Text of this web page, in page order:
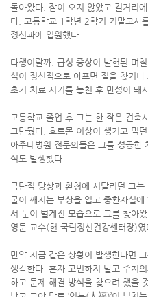
돌아왔다. 잠이 오지 않았고 길거리
다. 고등학교 1학년 2학기 기말고사
정신과에 입원했다.
다행이랄까. 급성 증상이 발현된 며
식이 정신적으로 아프면 절을 찾거
초기 치료 시기를 놓친 후 만성이 돼
고등학교 졸업 후 그는 한 작은 건축
그만뒀다. 호르몬 이상이 생기고 먹
아주대병원 전문의들은 그를 성공한
식도 발생했다.
극단적 망상과 환청에 시달리던 그
굴이 깨지는 부상을 입고 중환자실
서 눈이 벌게진 모습으로 그를 찾아
영문 교수(현 국립정신건강센터장)였
만약 지금 같은 상황이 발생한다면
생각한다. 혼자 고민하지 말고 주치
하고 문제 해결 방식을 찾으려 했을